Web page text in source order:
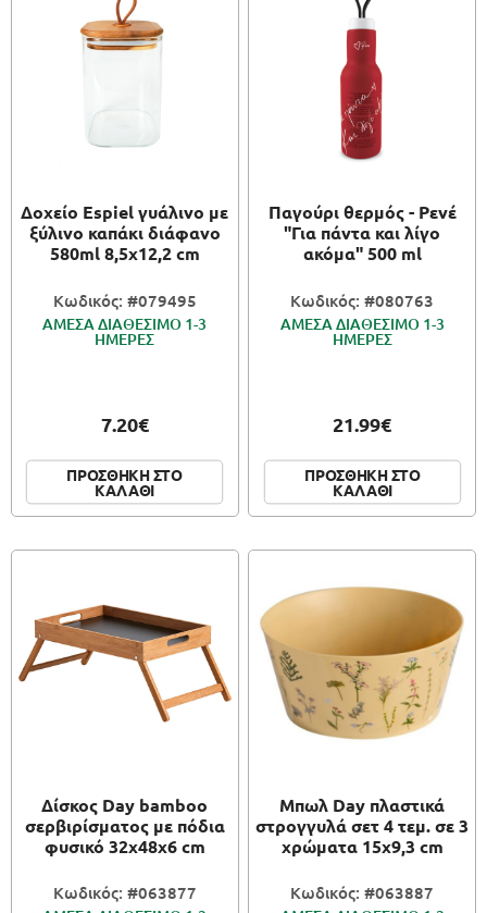
Δοχείο Espiel γυάλινο με
ξύλινο καπάκι διάφανο
580ml 8,5x12,2 cm
Κωδικός: #079495
ΑΜΕΣΑ ΔΙΑΘΕΣΙΜΟ 1-3
ΗΜΕΡΕΣ
7.20€
ΠΡΟΣΘΗΚΗ ΣΤΟ
ΚΑΛΑΘΙ
Παγούρι θερμός - Ρενέ
"Για πάντα και λίγο
ακόμα" 500 ml
Κωδικός: #080763
ΑΜΕΣΑ ΔΙΑΘΕΣΙΜΟ 1-3
ΗΜΕΡΕΣ
21.99€
ΠΡΟΣΘΗΚΗ ΣΤΟ
ΚΑΛΑΘΙ
Δίσκος Day bamboo
σερβιρίσματος με πόδια
φυσικό 32x48x6 cm
Κωδικός: #063877
Μπωλ Day πλαστικά
στρογγυλά σετ 4 τεμ. σε 3
χρώματα 15x9,3 cm
Κωδικός: #063887